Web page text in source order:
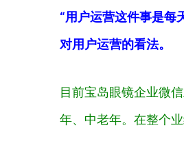
“用户运营这件事是每
对用户运营的看法。
目前宝岛眼镜企业微
年、中老年。在整个